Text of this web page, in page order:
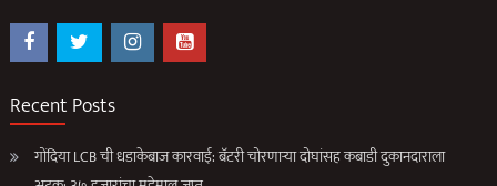
Recent Posts
गोंदिया LCB ची धडाकेबाज कारवाई: बॅटरी चोरणाऱ्या दोघांसह कबाडी दुकानदाराला